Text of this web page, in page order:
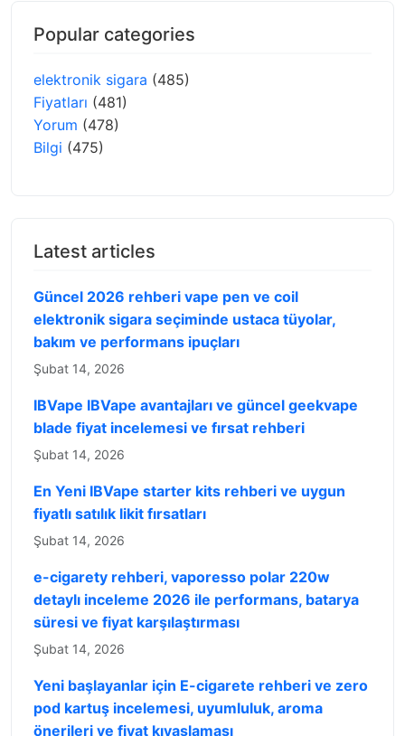
Popular categories
elektronik sigara (485)
Fiyatları (481)
Yorum (478)
Bilgi (475)
Latest articles
Güncel 2026 rehberi vape pen ve coil
elektronik sigara seçiminde ustaca tüyolar,
bakım ve performans ipuçları
Şubat 14, 2026
IBVape IBVape avantajları ve güncel geekvape
blade fiyat incelemesi ve fırsat rehberi
Şubat 14, 2026
En Yeni IBVape starter kits rehberi ve uygun
fiyatlı satılık likit fırsatları
Şubat 14, 2026
e-cigarety rehberi, vaporesso polar 220w
detaylı inceleme 2026 ile performans, batarya
süresi ve fiyat karşılaştırması
Şubat 14, 2026
Yeni başlayanlar için E-cigarete rehberi ve zero
pod kartuş incelemesi, uyumluluk, aroma
önerileri ve fiyat kıyaslaması